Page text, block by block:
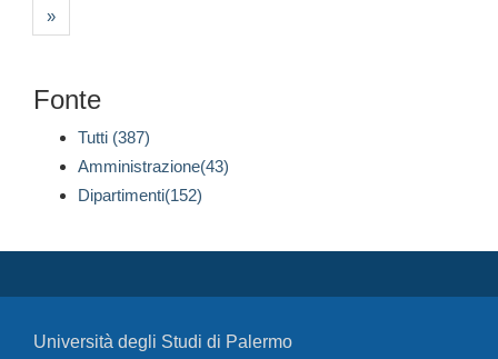
»
Fonte
Tutti (387)
Amministrazione(43)
Dipartimenti(152)
Università degli Studi di Palermo